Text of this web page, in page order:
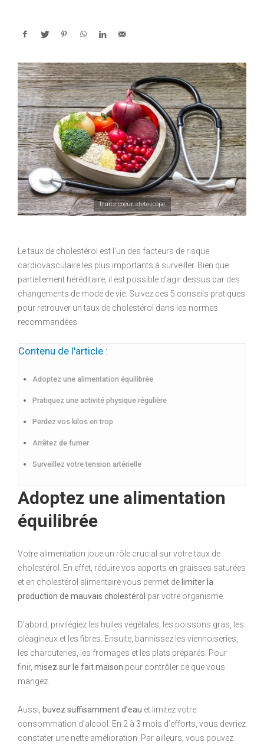
fruits coeur stetoscope
Le taux de cholestérol est l’un des facteurs de risque
cardiovasculaire les plus importants à surveiller. Bien que
partiellement héréditaire, il est possible d’agir dessus par des
changements de mode de vie. Suivez ces 5 conseils pratiques
pour retrouver un taux de cholestérol dans les normes
recommandées.
Contenu de l'article :
Adoptez une alimentation équilibrée
Pratiquez une activité physique régulière
Perdez vos kilos en trop
Arrêtez de fumer
Surveillez votre tension artérielle
Adoptez une alimentation
équilibrée
Votre alimentation joue un rôle crucial sur votre taux de
cholestérol. En effet, réduire vos apports en graisses saturées
et en cholestérol alimentaire vous permet delimiter la
production de mauvais cholestérol par votre organisme.
D’abord, privilégiez les huiles végétales, les poissons gras, les
oléagineux et les fibres. Ensuite, bannissez les viennoiseries,
les charcuteries, les fromages et les plats préparés. Pour
finir, misez sur le fait maison pour contrôler ce que vous
mangez.
Aussi, buvez suffisamment d’eau et limitez votre
consommation d’alcool. En 2 à 3 mois d’efforts, vous devriez
constater une nette amélioration. Par ailleurs, vous pouvez